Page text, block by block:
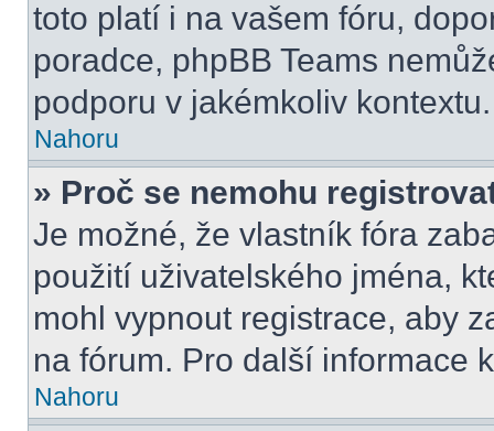
toto platí i na vašem fóru,
poradce, phpBB Teams
podporu v jakémkoliv kontextu.
Nahoru
» Proč se nemohu
Je možné, že vlastník fóra
použití uživatelského jména,
mohl vypnout registrace, aby
na fórum. Pro další informace
Nahoru